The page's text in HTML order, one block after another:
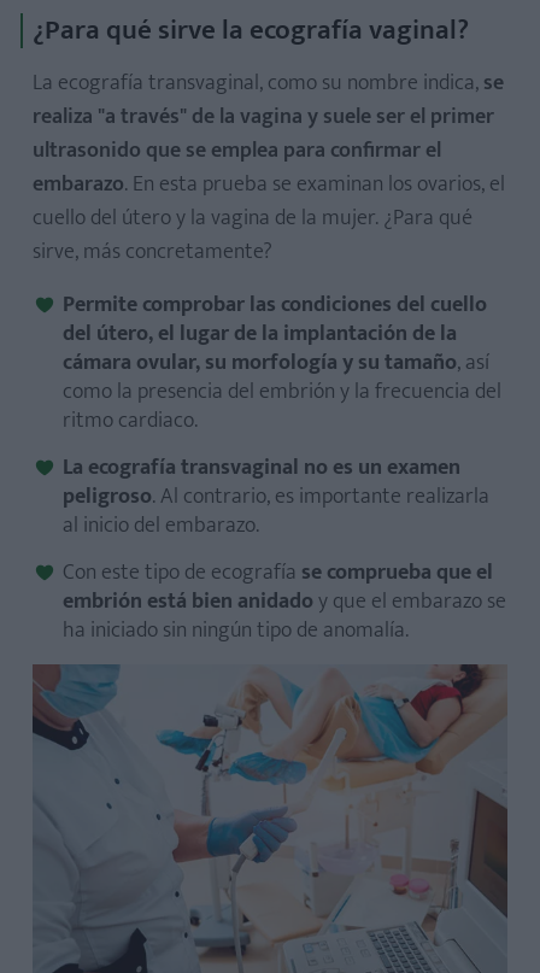
¿Para qué sirve la ecografía vaginal?
La ecografía transvaginal, como su nombre indica,se
realiza "a través" de la vagina y suele ser el primer
ultrasonido que se emplea para confirmar el
embarazo. En esta prueba se examinan los ovarios, el
cuello del útero y la vagina de la mujer. ¿Para qué
sirve, más concretamente?
Permite comprobar las condiciones del cuello
del útero, el lugar de la implantación de la
cámara ovular, su morfología y su tamaño, así
como la presencia del embrión y la frecuencia del
ritmo cardiaco.
La ecografía transvaginal no es un examen
peligroso. Al contrario, es importante realizarla
al inicio del embarazo.
Con este tipo de ecografía se comprueba que el
embrión está bien anidadoy que el embarazo se
ha iniciado sin ningún tipo de anomalía.